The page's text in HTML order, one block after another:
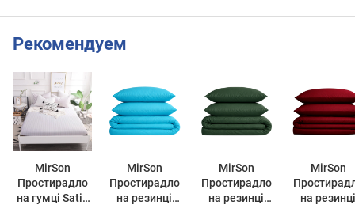
Рекомендуем
MirSon
Простирадло
на гумці Satin
MirSon
Простирадло
на резинці
MirSon
Простирадло
на резинці
MirSon
на резинці